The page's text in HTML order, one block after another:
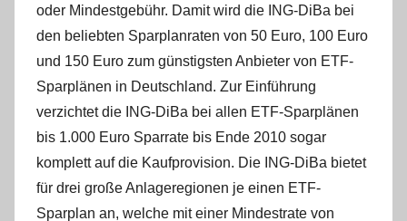
oder Mindestgebühr. Damit wird die ING-DiBa bei
den beliebten Sparplanraten von 50 Euro, 100 Euro
und 150 Euro zum günstigsten Anbieter von ETF-
Sparplänen in Deutschland. Zur Einführung
verzichtet die ING-DiBa bei allen ETF-Sparplänen
bis 1.000 Euro Sparrate bis Ende 2010 sogar
komplett auf die Kaufprovision. Die ING-DiBa bietet
für drei große Anlageregionen je einen ETF-
Sparplan an, welche mit einer Mindestrate von